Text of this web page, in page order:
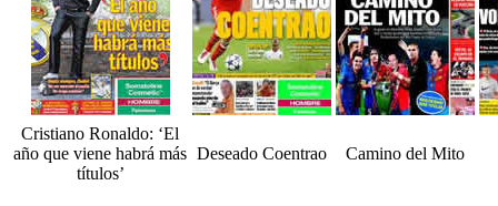
Cristiano Ronaldo: ‘El
año que viene habrá más
títulos’
Deseado Coentrao Camino del Mito